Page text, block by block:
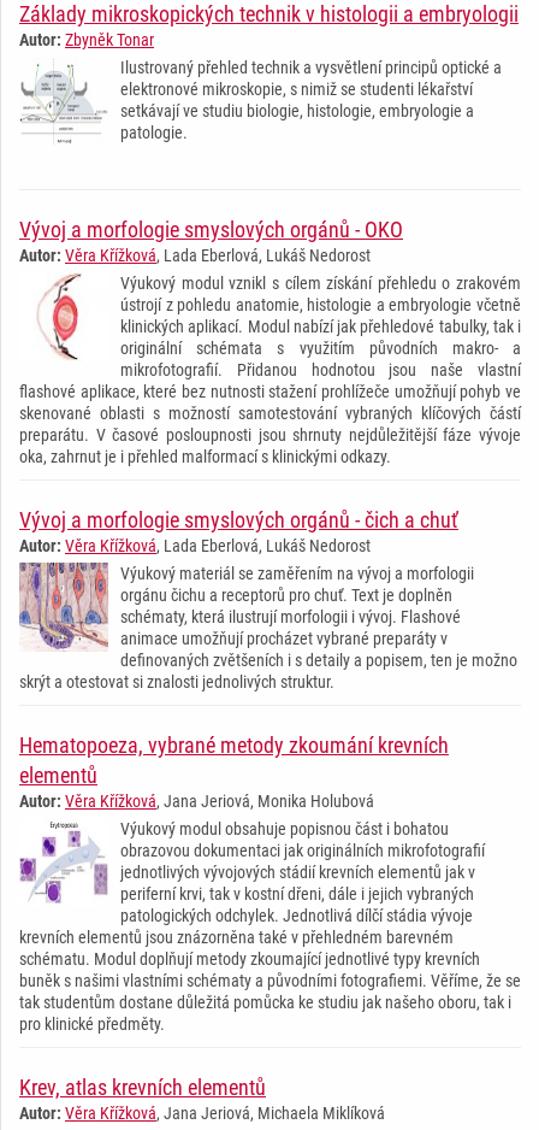
Základy mikroskopických technik v histologii a embryologii
Autor: Zbyněk Tonar
Ilustrovaný přehled technik a vysvětlení principů optické a
elektronové mikroskopie, s nimiž se studenti lékařství
setkávají ve studiu biologie, histologie, embryologie a
patologie.
Vývoj a morfologie smyslových orgánů - OKO
Autor: Věra Křížková, Lada Eberlová, Lukáš Nedorost
Výukový modul vznikl s cílem získání přehledu o zrakovém
ústrojí z pohledu anatomie, histologie a embryologie včetně
klinických aplikací. Modul nabízí jak přehledové tabulky, tak i
originální schémata s využitím původních makro- a
mikrofotografií. Přidanou hodnotou jsou naše vlastní
flashové aplikace, které bez nutnosti stažení prohlížeče umožňují pohyb ve
skenované oblasti s možností samotestování vybraných klíčových částí
preparátu. V časové posloupnosti jsou shrnuty nejdůležitější fáze vývoje
oka, zahrnut je i přehled malformací s klinickými odkazy.
Vývoj a morfologie smyslových orgánů - čich a chuť
Autor: Věra Křížková, Lada Eberlová, Lukáš Nedorost
Výukový materiál se zaměřením na vývoj a morfologii
orgánu čichu a receptorů pro chuť. Text je doplněn
schématy, která ilustrují morfologii i vývoj. Flashové
animace umožňují procházet vybrané preparáty v
definovaných zvětšeních i s detaily a popisem, ten je možno
skrýt a otestovat si znalosti jednolivých struktur.
Hematopoeza, vybrané metody zkoumání krevních
elementů
Autor: Věra Křížková, Jana Jeriová, Monika Holubová
Výukový modul obsahuje popisnou část i bohatou
obrazovou dokumentaci jak originálních mikrofotografií
jednotlivých vývojových stádií krevních elementů jak v
periferní krvi, tak v kostní dřeni, dále i jejich vybraných
patologických odchylek. Jednotlivá dílčí stádia vývoje
krevních elementů jsou znázorněna také v přehledném barevném
schématu. Modul doplňují metody zkoumající jednotlivé typy krevních
buněk s našimi vlastními schématy a původními fotografiemi. Věříme, že se
tak studentům dostane důležitá pomůcka ke studiu jak našeho oboru, tak i
pro klinické předměty.
Krev, atlas krevních elementů
Autor: Věra Křížková, Jana Jeriová, Michaela Miklíková